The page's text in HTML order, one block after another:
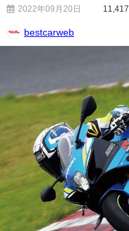
2022年09月20日 11,417
bestcarweb